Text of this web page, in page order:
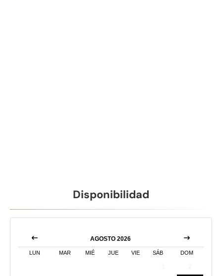
Disponibilidad
AGOSTO 2026
LUN MAR MIÉ JUE VIE SÁB DOM